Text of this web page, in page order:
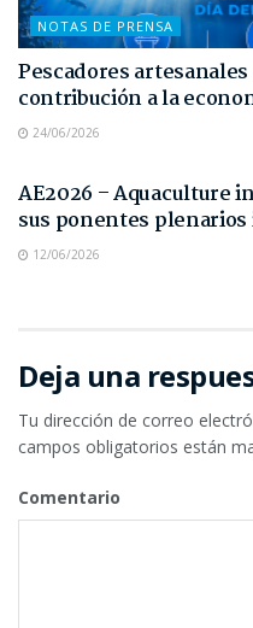
NOTAS DE PRENSA
Pescadores
contribución a la
24/06/2026
AE2026 – Aquaculture
sus ponentes
12/06/2026
Deja una
Tu dirección de correo
campos obligatorios están
Comentario